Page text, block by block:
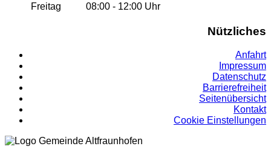
Freitag
08:00 - 12:00 Uhr
Nützliches
Anfahrt
Impressum
Datenschutz
Barrierefreiheit
Seitenübersicht
Kontakt
Cookie Einstellungen